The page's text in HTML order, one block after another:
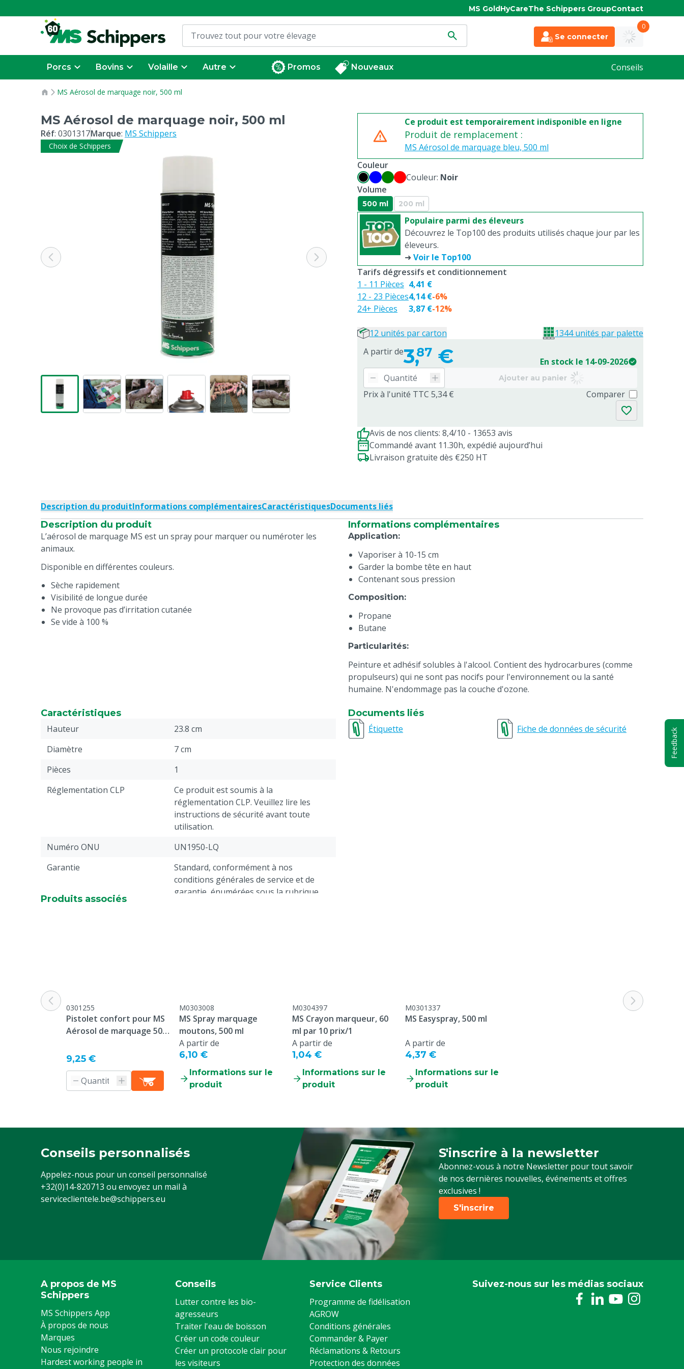
MS GoldHyCareThe Schippers GroupContact
Se connecter
0
Porcs Bovins Volaille Autre Promos Nouveaux Conseils
MS Aérosol de marquage noir, 500 ml
MS Aérosol de marquage noir, 500 ml
Réf: 0301317Marque: MS Schippers
Choix de Schippers
Ce produit est temporairement indisponible en ligne
Produit de remplacement :
MS Aérosol de marquage bleu, 500 ml
Couleur
Couleur: Noir
Volume
500 ml 200 ml
Populaire parmi des éleveurs
Découvrez le Top100 des produits utilisés chaque jour par les
éleveurs.
➜ Voir le Top100
A partir de3,87 € En stock le 14-09-2026
Ajouter au panier
Prix à l'unité TTC 5,34 € Comparer
Tarifs dégressifs et conditionnement
1 - 11 Pièces
12 - 23 Pièces
24+ Pièces
4,41 €
4,14 €
3,87 €
-6%
-12%
12 unités par carton 1344 unités par palette
Avis de nos clients: 8,4/10 - 13653 avis
Commandé avant 11.30h, expédié aujourd’hui
Livraison gratuite dès €250 HT
Description du produitInformations complémentairesCaractéristiquesDocuments liés
Description du produit
L’aérosol de marquage MS est un spray pour marquer ou numéroter les
animaux.
Disponible en différentes couleurs.
Sèche rapidement
Visibilité de longue durée
Ne provoque pas d’irritation cutanée
Se vide à 100 %
Informations complémentaires
Application:
Vaporiser à 10-15 cm
Garder la bombe tête en haut
Contenant sous pression
Composition:
Propane
Butane
Particularités:
Peinture et adhésif solubles à l'alcool. Contient des hydrocarbures (comme
propulseurs) qui ne sont pas nocifs pour l'environnement ou la santé
humaine. N'endommage pas la couche d'ozone.
Caractéristiques
Hauteur
23.8 cm
Diamètre
7 cm
Pièces
1
Réglementation CLP
Ce produit est soumis à la
réglementation CLP. Veuillez lire les
instructions de sécurité avant toute
utilisation.
Numéro ONU
UN1950-LQ
Garantie
Standard, conformément à nos
conditions générales de service et de
garantie, énumérées sous la rubrique
Volume
Documents liés
Étiquette
Fiche de données de sécurité
Produits associés
0301255
Pistolet confort pour MS
Aérosol de marquage 500
9,25 €
M0303008
MS Spray marquage
moutons, 500 ml
A partir de
6,10 €
Informations sur le
produit
M0304397
MS Crayon marqueur, 60
ml par 10 prix/1
A partir de
1,04 €
Informations sur le
produit
M0301337
MS Easyspray, 500 ml
A partir de
4,37 €
Informations sur le
produit
Conseils personnalisés
Appelez-nous pour un conseil personnalisé
+32(0)14-820713 ou envoyez un mail à
serviceclientele.be@schippers.eu
S'inscrire à la newsletter
Abonnez-vous à notre Newsletter pour tout savoir
de nos dernières nouvelles, événements et offres
exclusives !
Inscrivez-vous à notre newsletter
S'inscrire
A propos de MS
Schippers
MS Schippers App
À propos de nous
Marques
Nous rejoindre
Hardest working people in
Conseils
Lutter contre les bio-
agresseurs
Traiter l'eau de boisson
Créer un code couleur
Créer un protocole clair pour
les visiteurs
Service Clients
Programme de fidélisation
AGROW
Conditions générales
Commander & Payer
Réclamations & Retours
Protection des données
Suivez-nous sur les médias sociaux
Feedback